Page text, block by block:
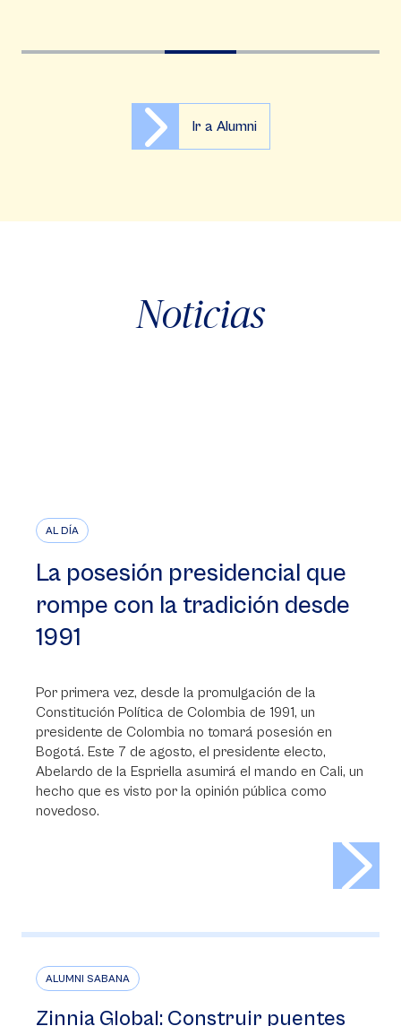
Ir a Alumni
Noticias
AL DÍA
La posesión presidencial que
rompe con la tradición desde
1991
Por primera vez, desde la promulgación de la
Constitución Política de Colombia de 1991, un
presidente de Colombia no tomará posesión en
Bogotá. Este 7 de agosto, el presidente electo,
Abelardo de la Espriella asumirá el mando en Cali, un
hecho que es visto por la opinión pública como
novedoso.
ALUMNI SABANA
Zinnia Global: Construir puentes